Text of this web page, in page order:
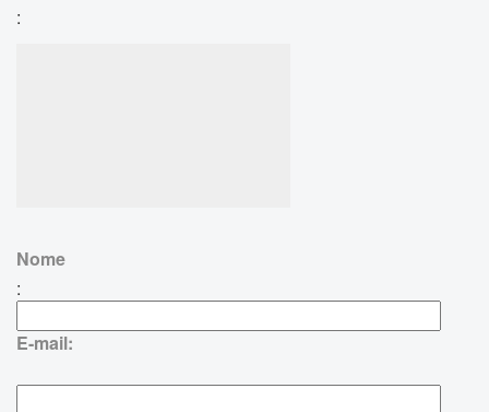
:
Nome
:
E-mail: